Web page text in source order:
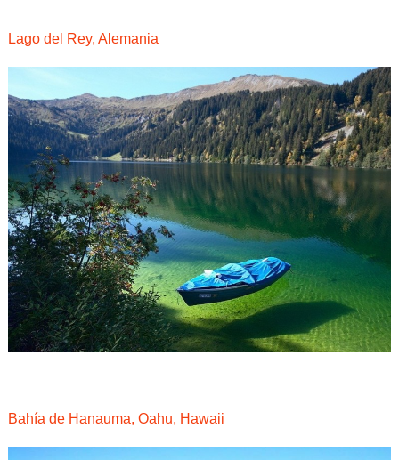
Lago del Rey, Alemania
Bahía de Hanauma, Oahu, Hawaii